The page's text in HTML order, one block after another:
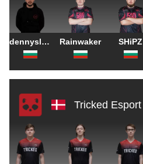
dennyslaw Rainwaker SHiPZ
Tricked Esport